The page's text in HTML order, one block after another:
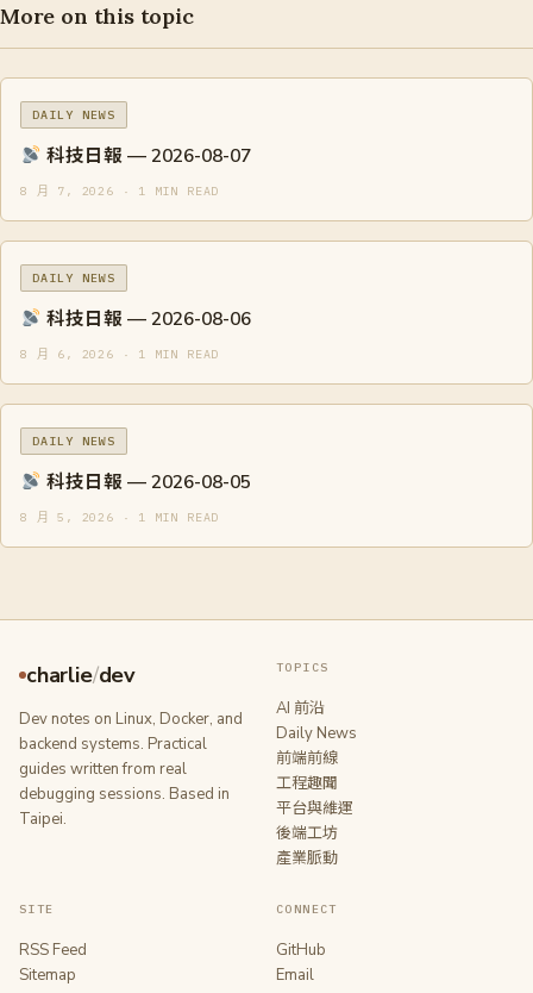
More on this topic
DAILY NEWS
科技日報 — 2026-08-07
8 月 7, 2026 · 1 MIN READ
DAILY NEWS
科技日報 — 2026-08-06
8 月 6, 2026 · 1 MIN READ
DAILY NEWS
科技日報 — 2026-08-05
8 月 5, 2026 · 1 MIN READ
charlie/dev
Dev notes on Linux, Docker, and
backend systems. Practical
guides written from real
debugging sessions. Based in
Taipei.
TOPICS
AI 前沿
Daily News
前端前線
工程趣聞
平台與維運
後端工坊
產業脈動
SITE
RSS Feed
Sitemap
CONNECT
GitHub
Email